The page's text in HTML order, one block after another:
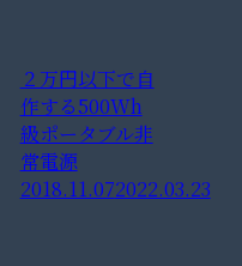
２万円以下で自
作する500Wh
級ポータブル非
常電源
2018.11.072022.03.23